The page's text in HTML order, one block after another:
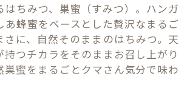
はちみつ、巣蜜（すみつ）。ハンガ
あ蜂蜜をベースとした贅沢なまるご
さに、自然そのままのはちみつ。天
持つチカラをそのままお召し上がり
巣蜜をまるごとクマさん気分で味わ